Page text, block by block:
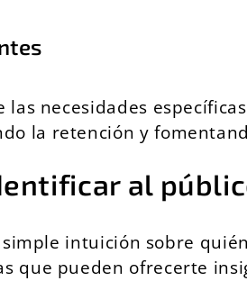
necesidades
la retención y
al
intuición sobre
que pueden ofrecerte